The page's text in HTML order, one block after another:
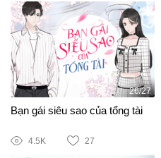
26/27
Bạn gái siêu sao của tổng tài
4.5K 27